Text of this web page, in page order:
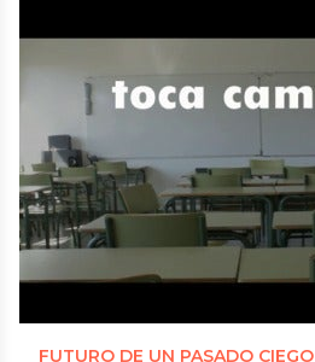
FUTURO DE UN PASADO CIEGO